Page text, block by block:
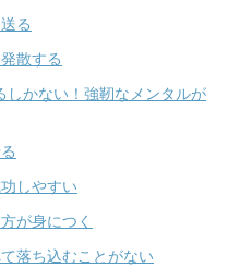
る
散する
しかない！強靭なメンタルが
しやすい
が身につく
落ち込むことがない